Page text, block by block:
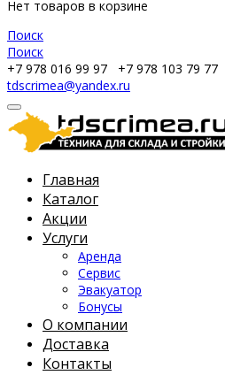
Нет товаров в корзине
Поиск
Поиск
+7 978 016 99 97
+7 978 103 79 77
tdscrimea@yandex.ru
Главная
Каталог
Акции
Услуги
Аренда
Сервис
Эвакуатор
Бонусы
О компании
Доставка
Контакты